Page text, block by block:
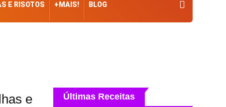
E RISOTOS +MAIS! BLOG
e
Últimas Receitas